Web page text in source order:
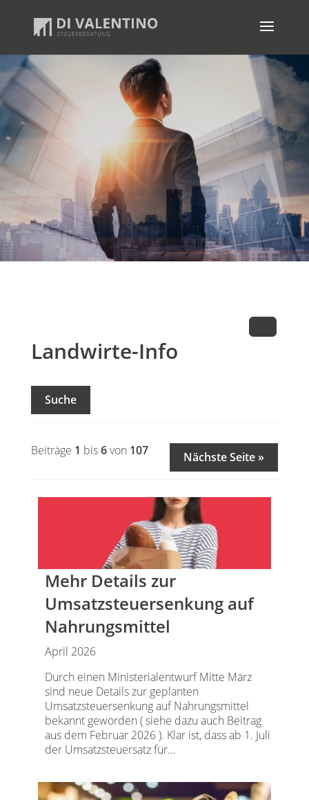
Landwirte-Info
Suche
Beiträge 1 bis6von 107 Nächste Seite »
Mehr Details zur
Umsatzsteuersenkung auf
Nahrungsmittel
April 2026
Durch einen Ministerialentwurf Mitte März
sind neue Details zur geplanten
Umsatzsteuersenkung auf Nahrungsmittel
bekannt geworden ( siehe dazu auch Beitrag
aus dem Februar 2026 ). Klar ist, dass ab 1. Juli
der Umsatzsteuersatz für...